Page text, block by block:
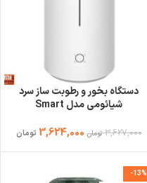
دستگاه بخور و رطوبت ساز سرد
شیائومی مدل Smart
3,627,000 تومان 3,624,000 تومان
-13%